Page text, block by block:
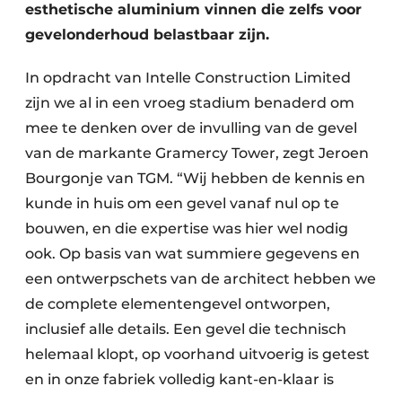
esthetische aluminium vinnen die zelfs voor
gevelonderhoud belastbaar zijn.
In opdracht van Intelle Construction Limited
zijn we al in een vroeg stadium benaderd om
mee te denken over de invulling van de gevel
van de markante Gramercy Tower, zegt Jeroen
Bourgonje van TGM. “Wij hebben de kennis en
kunde in huis om een gevel vanaf nul op te
bouwen, en die expertise was hier wel nodig
ook. Op basis van wat summiere gegevens en
een ontwerpschets van de architect hebben we
de complete elementengevel ontworpen,
inclusief alle details. Een gevel die technisch
helemaal klopt, op voorhand uitvoerig is getest
en in onze fabriek volledig kant-en-klaar is